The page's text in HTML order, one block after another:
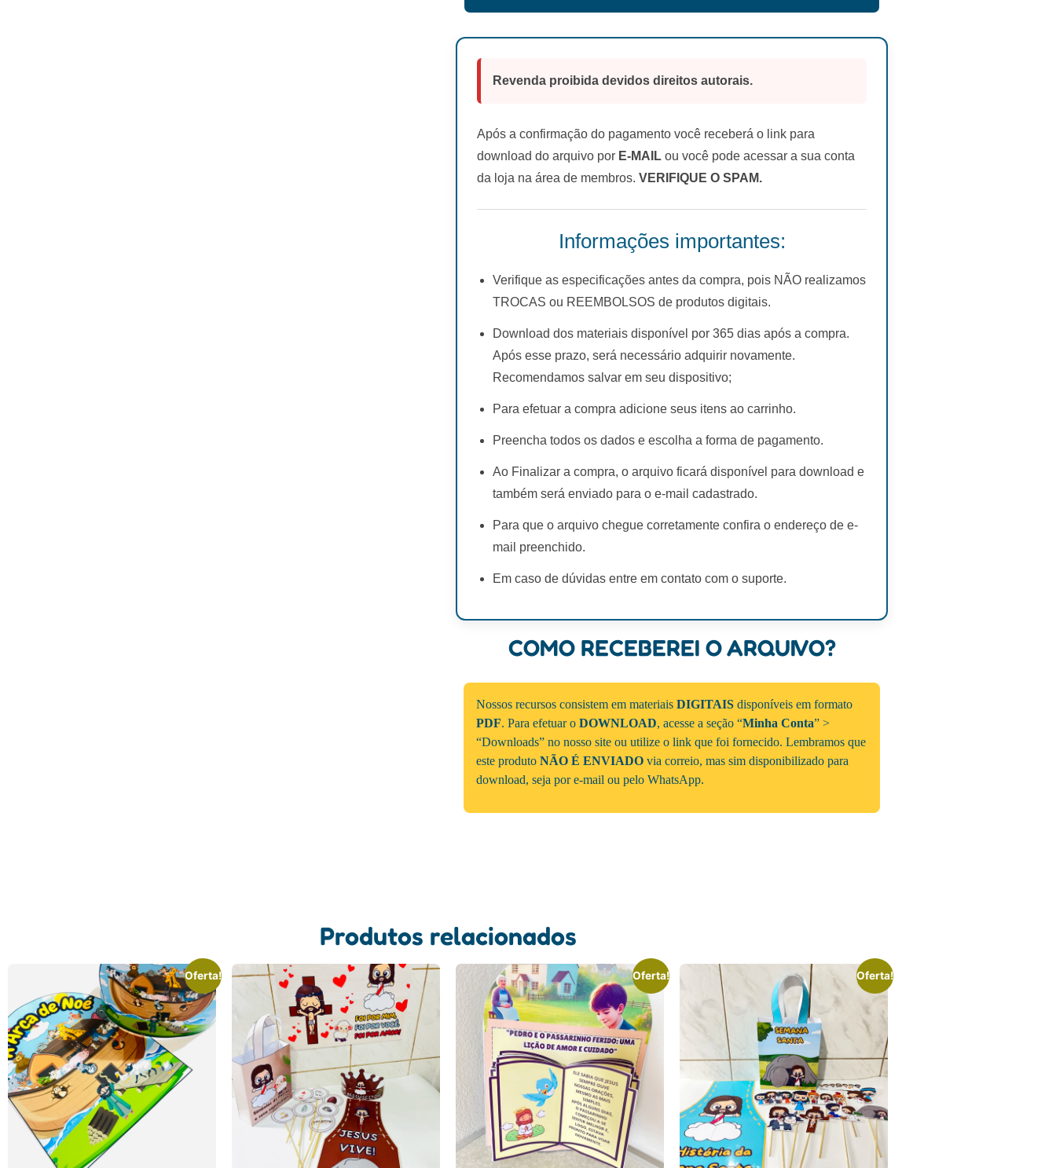
Revenda proibida devidos direitos autorais.
Após a confirmação do pagamento você receberá o link para
download do arquivo por E-MAIL ou você pode acessar a sua conta
da loja na área de membros. VERIFIQUE O SPAM.
Informações importantes:
Verifique as especificações antes da compra, pois NÃO realizamos
TROCAS ou REEMBOLSOS de produtos digitais.
Download dos materiais disponível por 365 dias após a compra.
Após esse prazo, será necessário adquirir novamente.
Recomendamos salvar em seu dispositivo;
Para efetuar a compra adicione seus itens ao carrinho.
Preencha todos os dados e escolha a forma de pagamento.
Ao Finalizar a compra, o arquivo ficará disponível para download e
também será enviado para o e-mail cadastrado.
Para que o arquivo chegue corretamente confira o endereço de e-
mail preenchido.
Em caso de dúvidas entre em contato com o suporte.
COMO RECEBEREI O ARQUIVO?
Nossos recursos consistem em materiais DIGITAIS disponíveis em formato
PDF. Para efetuar o DOWNLOAD, acesse a seção “Minha Conta” >
“Downloads” no nosso site ou utilize o link que foi fornecido. Lembramos que
este produto NÃO É ENVIADO via correio, mas sim disponibilizado para
download, seja por e-mail ou pelo WhatsApp.
Produtos relacionados
Oferta! Oferta! Oferta!